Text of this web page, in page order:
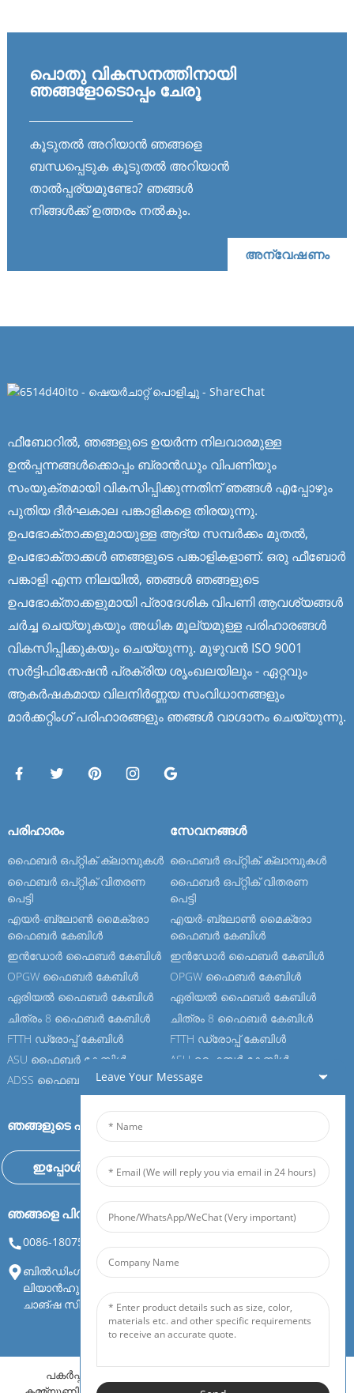
പൊതു വികസനത്തിനായി
ഞങ്ങളോടൊപ്പം ചേരൂ
കൂടുതൽ അറിയാൻ ഞങ്ങളെ
ബന്ധപ്പെടുക കൂടുതൽ അറിയാൻ
താൽപ്പര്യമുണ്ടോ? ഞങ്ങൾ
നിങ്ങൾക്ക് ഉത്തരം നൽകും.
അന്വേഷണം
ഫീബോറിൽ, ഞങ്ങളുടെ ഉയർന്ന നിലവാരമുള്ള
ഉൽപ്പന്നങ്ങൾക്കൊപ്പം ബ്രാൻഡും വിപണിയും
സംയുക്തമായി വികസിപ്പിക്കുന്നതിന് ഞങ്ങൾ എപ്പോഴും
പുതിയ ദീർഘകാല പങ്കാളികളെ തിരയുന്നു.
ഉപഭോക്താക്കളുമായുള്ള ആദ്യ സമ്പർക്കം മുതൽ,
ഉപഭോക്താക്കൾ ഞങ്ങളുടെ പങ്കാളികളാണ്. ഒരു ഫീബോർ
പങ്കാളി എന്ന നിലയിൽ, ഞങ്ങൾ ഞങ്ങളുടെ
ഉപഭോക്താക്കളുമായി പ്രാദേശിക വിപണി ആവശ്യങ്ങൾ
ചർച്ച ചെയ്യുകയും അധിക മൂല്യമുള്ള പരിഹാരങ്ങൾ
വികസിപ്പിക്കുകയും ചെയ്യുന്നു. മുഴുവൻ ISO 9001
സർട്ടിഫിക്കേഷൻ പ്രക്രിയ ശൃംഖലയിലും - ഏറ്റവും
ആകർഷകമായ വിലനിർണ്ണയ സംവിധാനങ്ങളും
മാർക്കറ്റിംഗ് പരിഹാരങ്ങളും ഞങ്ങൾ വാഗ്ദാനം ചെയ്യുന്നു.
പരിഹാരം
ഫൈബർ ഒപ്റ്റിക് ക്ലാമ്പുകൾ
ഫൈബർ ഒപ്റ്റിക് വിതരണ
പെട്ടി
എയർ-ബ്ലോൺ മൈക്രോ
ഫൈബർ കേബിൾ
ഇൻഡോർ ഫൈബർ കേബിൾ
OPGW ഫൈബർ കേബിൾ
ഏരിയൽ ഫൈബർ കേബിൾ
ചിത്രം 8 ഫൈബർ കേബിൾ
FTTH ഡ്രോപ്പ് കേബിൾ
ASU ഫൈബർ കേബിൾ
ADSS ഫൈബർ കേബിൾ
സേവനങ്ങള്‍
ഫൈബർ ഒപ്റ്റിക് ക്ലാമ്പുകൾ
ഫൈബർ ഒപ്റ്റിക് വിതരണ
പെട്ടി
എയർ-ബ്ലോൺ മൈക്രോ
ഫൈബർ കേബിൾ
ഇൻഡോർ ഫൈബർ കേബിൾ
OPGW ഫൈബർ കേബിൾ
ഏരിയൽ ഫൈബർ കേബിൾ
ചിത്രം 8 ഫൈബർ കേബിൾ
FTTH ഡ്രോപ്പ് കേബിൾ
ASU ഫൈബർ കേബിൾ
ADSS ഫൈബർ കേബിൾ
ഞങ്ങളുടെ ഫീബോയറിൽ ചേരൂ
ഇപ്പോൾ അന്വേഷണം
ഞങ്ങളെ പിന്തുടരുക
0086-18075108880
ബിൽഡിംഗ് 1, സോങ്‌ജിയാൻബാവോ മാൻഷൻ, നമ്പർ 30,
ലിയാൻഹു 3rd റോഡ്, ടിയാൻഡിംഗ് സ്ട്രീറ്റ്, യുയേലു ജില്ല,
ചാങ്ഷ സിറ്റി, ഹുനാൻ പ്രവിശ്യ
പകർപ്പവകാശം©ഹുനാൻ ഫെയ്‌ബോ ഗ്വാങ്‌ടോംഗ്
Leave Your Message